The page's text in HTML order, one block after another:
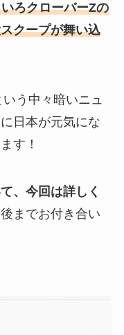
ろクローバーZの
クープが舞い込
う中々暗いニュ
日本が元気にな
す！
、今回は詳しく
までお付き合い